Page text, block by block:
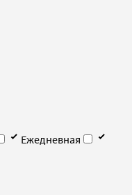
Ежедневная